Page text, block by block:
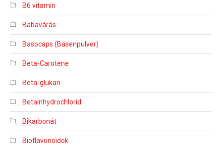
B6 vitamin
Babavárás
Basocaps (Basenpulver)
Beta-Carotene
Beta-glukan
Betainhydrochlorid
Bikarbonát
Bioflavonoidok